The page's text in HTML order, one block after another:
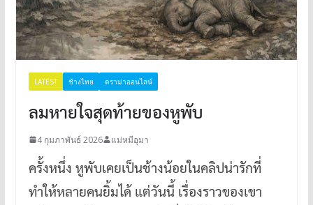
LATEST ช้างไทย ดราม่าออนไลน์
ลมหายใจสุดท้ายของหูพับ
4 กุมภาพันธ์ 2026 แม่หมีอุมา
ครั้งหนึ่ง หูพับเคยเป็นช้างน้อยในคลิปน่ารักที่
ทำให้หลายคนยิ้มได้ แต่วันนี้ เรื่องราวของเขา